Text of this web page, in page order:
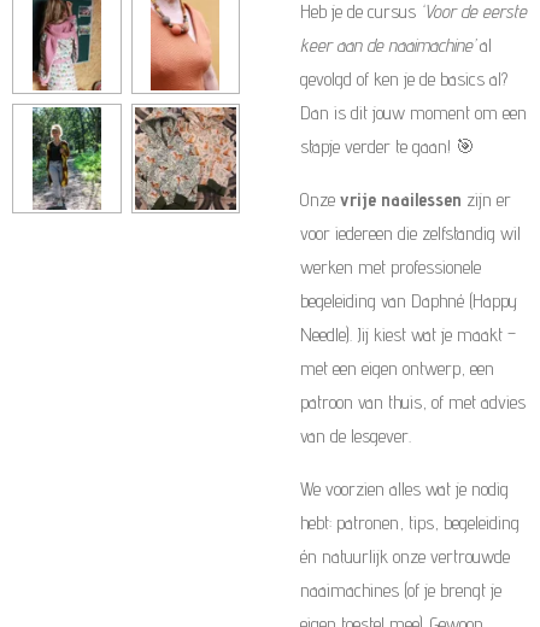
Heb je de cursus ‘Voor de eerste
keer aan de naaimachine’al
gevolgd of ken je de basics al?
Dan is dit jouw moment om een
stapje verder te gaan! 🎯
Onze vrije naailessen zijn er
voor iedereen die zelfstandig wil
werken met professionele
begeleiding van Daphné (Happy
Needle). Jij kiest wat je maakt –
met een eigen ontwerp, een
patroon van thuis, of met advies
van de lesgever.
We voorzien alles wat je nodig
hebt: patronen, tips, begeleiding
én natuurlijk onze vertrouwde
naaimachines (of je brengt je